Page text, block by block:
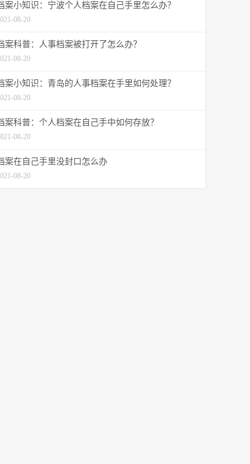
案小知识：宁波个人档案在自己手里怎么办？
08-20
案科普：人事档案被打开了怎么办？
08-20
案小知识：青岛的人事档案在手里如何处理？
08-20
案科普：个人档案在自己手中如何存放？
08-20
案在自己手里没封口怎么办
08-20